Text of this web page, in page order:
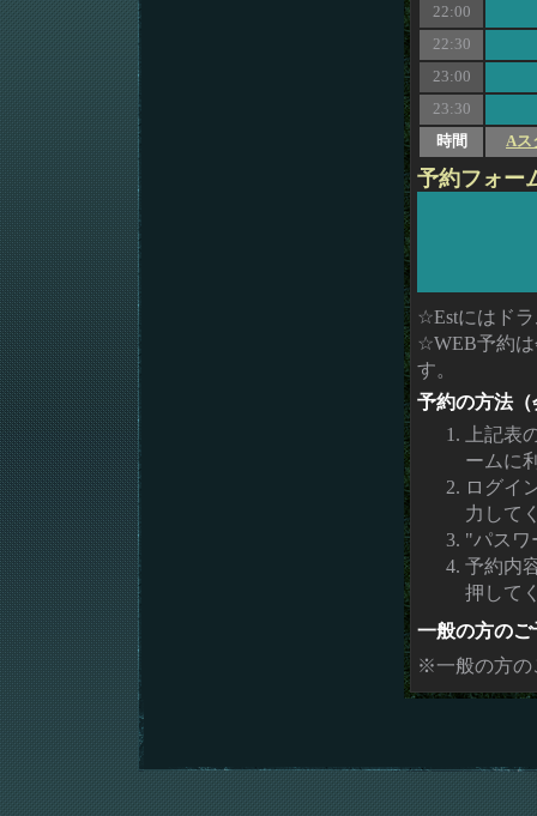
22:00
22:30
23:00
23:30
時間
Aス
予約フォー
☆Estにはド
☆WEB予約
す。
予約の方法
上記表
ームに
ログイ
力して
"パスワ
予約内
押して
一般の方のご
※一般の方の